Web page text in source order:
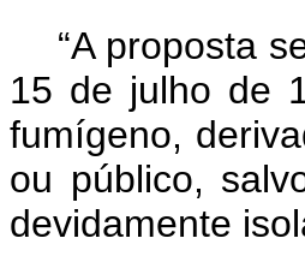
“A proposta
15 de julho de
fumígeno,
ou público,
devidamente